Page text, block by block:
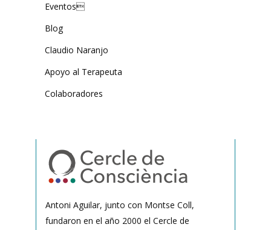
Eventos
Blog
Claudio Naranjo
Apoyo al Terapeuta
Colaboradores
Antoni Aguilar, junto con Montse Coll,
fundaron en el año 2000 el Cercle de